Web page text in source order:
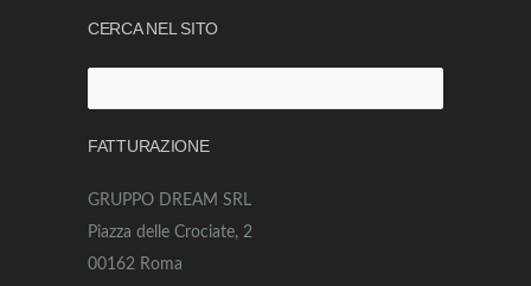
CERCA NEL SITO
per:
FATTURAZIONE
GRUPPO DREAM SRL
Piazza delle Crociate, 2
00162 Roma